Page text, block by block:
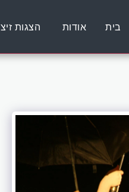
בית אודות הצגות זיצ